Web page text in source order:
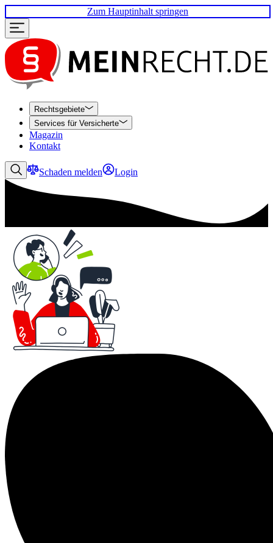
Zum Hauptinhalt springen
Rechtsgebiete
Services für Versicherte
Magazin
Kontakt
Schaden melden Login